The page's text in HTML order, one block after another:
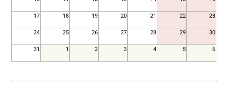
17 18 19 20 21 22 23
24 25 26 27 28 29 30
31 1 2 3 4 5 6